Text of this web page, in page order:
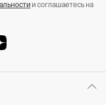
и соглашаетесь на